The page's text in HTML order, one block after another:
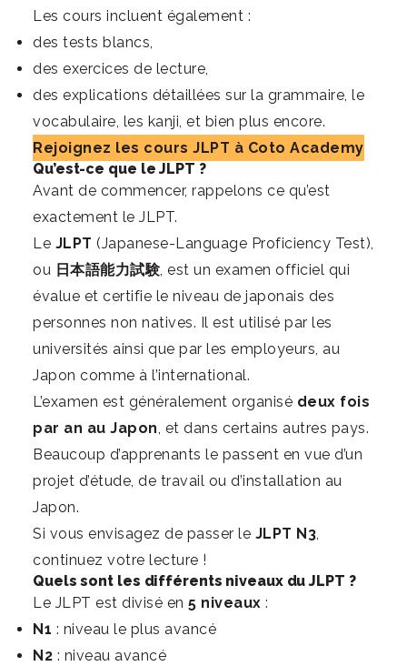
Les cours incluent également :
des tests blancs,
des exercices de lecture,
des explications détaillées sur la grammaire, le
vocabulaire, les kanji, et bien plus encore.
Rejoignez les cours JLPT à Coto Academy
Qu’est-ce que le JLPT ?
Avant de commencer, rappelons ce qu’est
exactement le JLPT.
Le JLPT (Japanese-Language Proficiency Test),
ou 日本語能力試験, est un examen officiel qui
évalue et certifie le niveau de japonais des
personnes non natives. Il est utilisé par les
universités ainsi que par les employeurs, au
Japon comme à l’international.
L’examen est généralement organisé deux fois
par an au Japon, et dans certains autres pays.
Beaucoup d’apprenants le passent en vue d’un
projet d’étude, de travail ou d’installation au
Japon.
Si vous envisagez de passer le JLPT N3,
continuez votre lecture !
Quels sont les différents niveaux du JLPT ?
Le JLPT est divisé en 5 niveaux :
N1 : niveau le plus avancé
N2 : niveau avancé